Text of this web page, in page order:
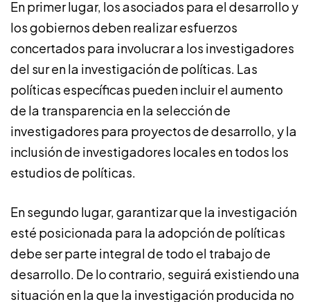
En primer lugar, los asociados para el desarrollo y
los gobiernos deben realizar esfuerzos
concertados para involucrar a los investigadores
del sur en la investigación de políticas. Las
políticas específicas pueden incluir el aumento
de la transparencia en la selección de
investigadores para proyectos de desarrollo, y la
inclusión de investigadores locales en todos los
estudios de políticas.
En segundo lugar, garantizar que la investigación
esté posicionada para la adopción de políticas
debe ser parte integral de todo el trabajo de
desarrollo. De lo contrario, seguirá existiendo una
situación en la que la investigación producida no